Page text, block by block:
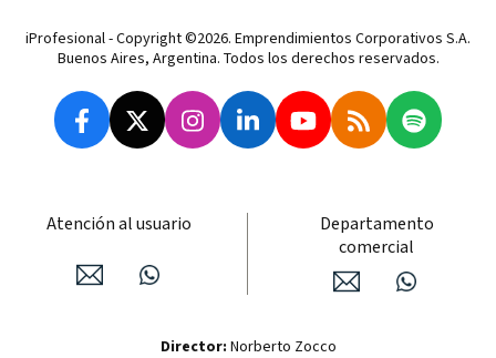
iProfesional - Copyright ©2026. Emprendimientos Corporativos S.A.
Buenos Aires, Argentina. Todos los derechos reservados.
Atención al usuario
Departamento
comercial
Director: Norberto Zocco